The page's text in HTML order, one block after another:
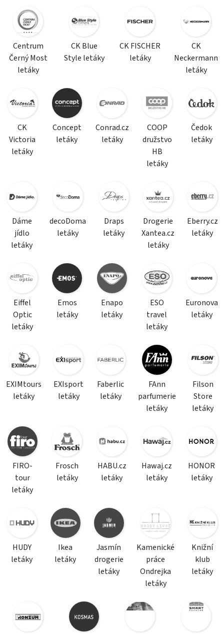
Centrum
Černý Most
letáky
CK Blue
Style letáky
CK FISCHER
letáky
CK
Neckermann
letáky
CK
Victoria
letáky
Concept
letáky
Conrad.cz
letáky
COOP
družstvo
HB
letáky
Čedok
letáky
Dáme
jídlo
letáky
decoDoma
letáky
Draps
letáky
Drogerie
Xantea.cz
letáky
Eberry.cz
letáky
Eiffel
Optic
letáky
Emos
letáky
Enapo
letáky
ESO
travel
letáky
Euronova
letáky
EXIMtours
letáky
EXIsport
letáky
Faberlic
letáky
FAnn
parfumerie
letáky
Filson
Store
letáky
FIRO-
tour
letáky
Frosch
letáky
HABU.cz
letáky
Hawaj.cz
letáky
HONOR
letáky
HUDY
letáky
Ikea
letáky
Jasmín
drogerie
letáky
Kamenické
práce
Ondrejka
letáky
Knižní
klub
letáky